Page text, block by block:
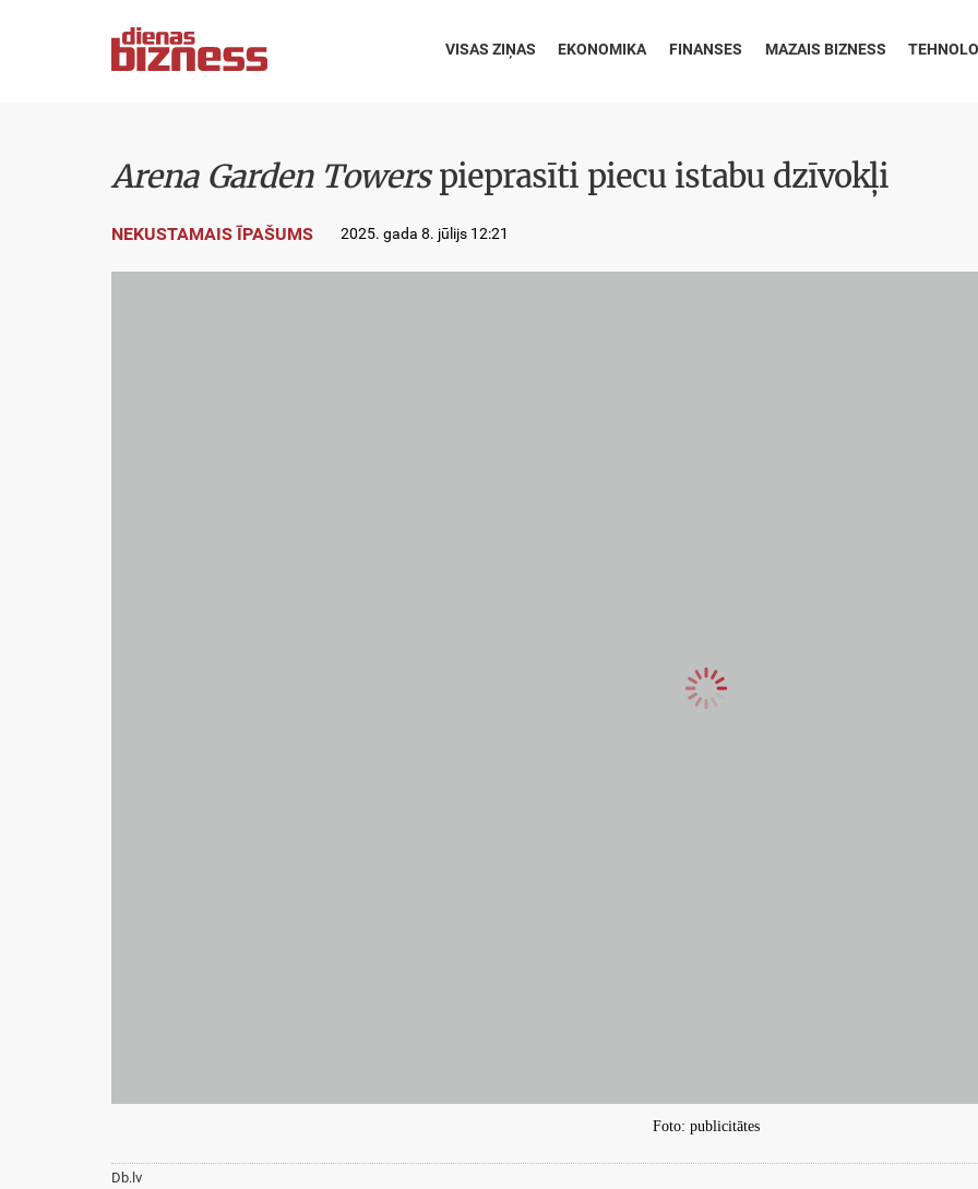
VISAS ZIŅAS EKONOMIKA FINANSES MAZAIS BIZNESS
Arena Garden Towerspieprasīti piecu istabu dzīvokļi
NEKUSTAMAIS ĪPAŠUMS 2025. gada 8. jūlijs 12:21
Foto: publicitātes
Db.lv